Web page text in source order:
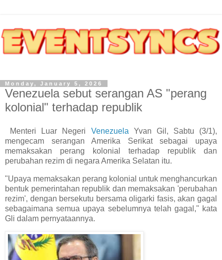
Monday, January 5, 2026
Venezuela sebut serangan AS "perang
kolonial" terhadap republik
Menteri Luar Negeri Venezuela Yvan Gil, Sabtu (3/1),
mengecam serangan Amerika Serikat sebagai upaya
memaksakan perang kolonial terhadap republik dan
perubahan rezim di negara Amerika Selatan itu.
"Upaya memaksakan perang kolonial untuk menghancurkan
bentuk pemerintahan republik dan memaksakan 'perubahan
rezim', dengan bersekutu bersama oligarki fasis, akan gagal
sebagaimana semua upaya sebelumnya telah gagal," kata
Gli dalam pernyataannya.